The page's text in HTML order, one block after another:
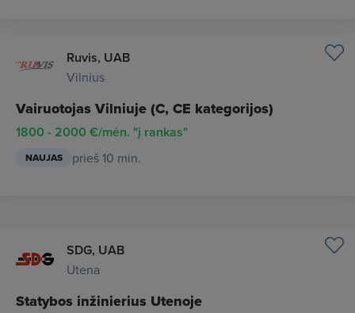
Ruvis, UAB
Vilnius
Vairuotojas Vilniuje (C, CE kategorijos)
1800 - 2000 €/mėn. "į rankas"
NAUJAS prieš 10 min.
SDG, UAB
Utena
Statybos inžinierius Utenoje